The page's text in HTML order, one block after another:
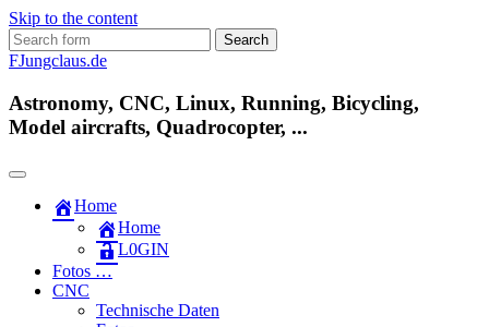
Skip to the content
Search
for:
FJungclaus.de
Astronomy, CNC, Linux, Running, Bicycling,
Model aircrafts, Quadrocopter, ...
Home
Home
L​0​​GIN
Fotos …
CNC
Technische Daten